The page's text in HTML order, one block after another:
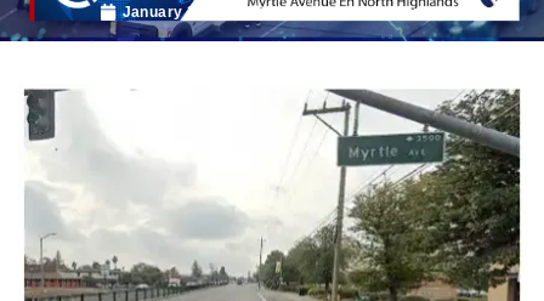
January 24, 2025 Noticias de Accidentes